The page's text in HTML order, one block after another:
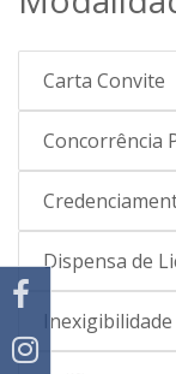
Carta Convite
Concorrência
Dispensa de
Inexigibilidade